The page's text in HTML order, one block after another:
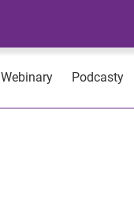
Webinary Podcasty